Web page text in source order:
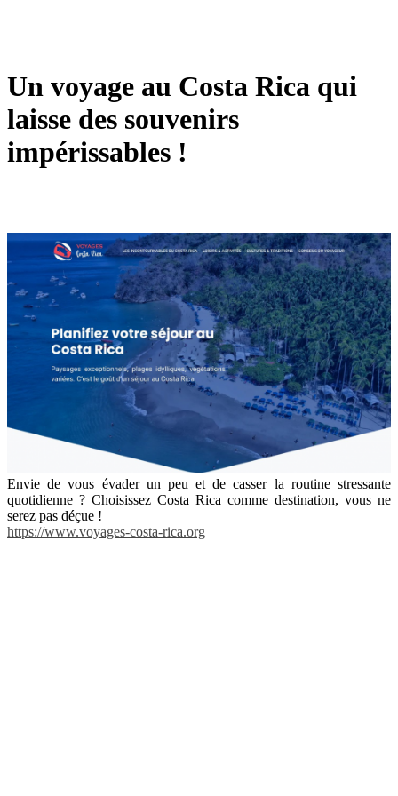
Un voyage au Costa Rica qui
laisse des souvenirs
impérissables !
Envie de vous évader un peu et de casser la routine stressante
quotidienne ? Choisissez Costa Rica comme destination, vous ne
serez pas déçue !
https://www.voyages-costa-rica.org